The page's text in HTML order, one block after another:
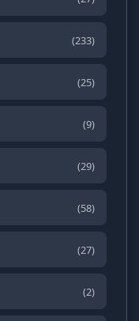
(233)
(25)
(9)
(29)
(58)
(27)
(2)